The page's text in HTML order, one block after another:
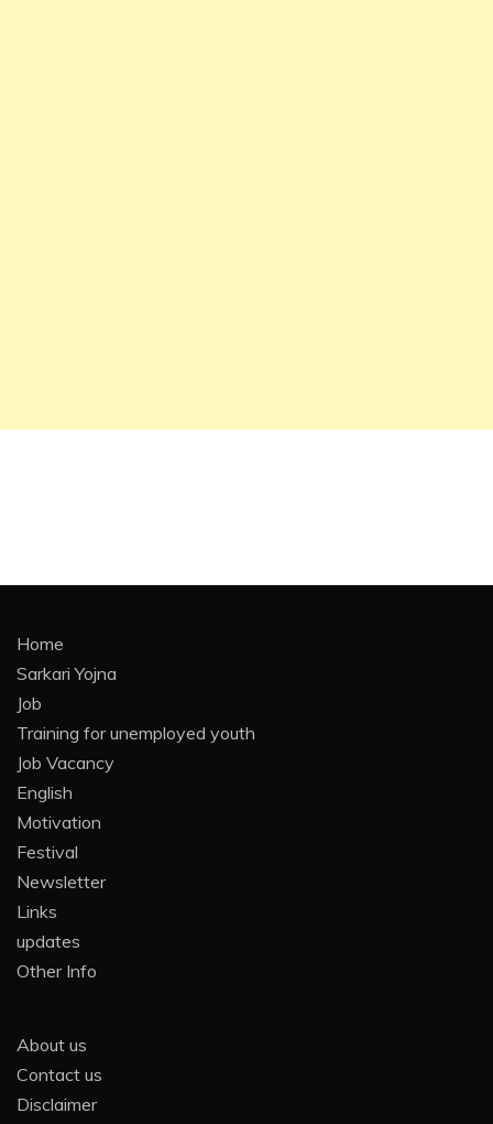
Home
Sarkari Yojna
Job
Training for unemployed youth
Job Vacancy
English
Motivation
Festival
Newsletter
Links
updates
Other Info
About us
Contact us
Disclaimer